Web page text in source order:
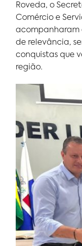
Roveda, o
Comércio e
acompanharam
de relevância,
conquistas que
região.